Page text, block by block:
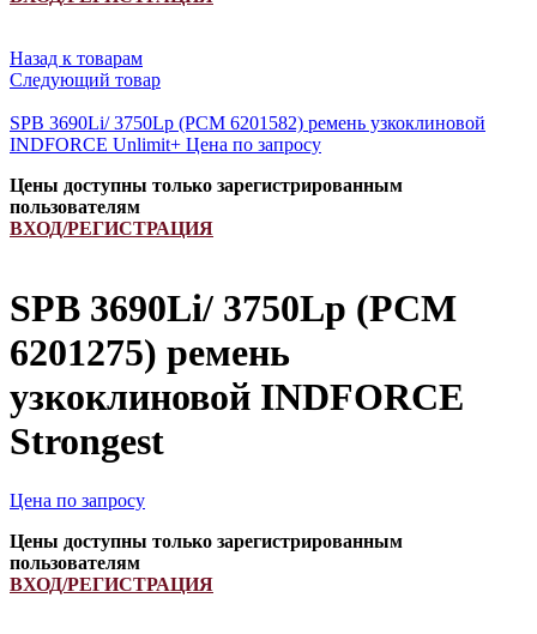
Назад к товарам
Следующий товар
SPB 3690Li/ 3750Lp (РСМ 6201582) ремень узкоклиновой
INDFORCE Unlimit+ Цена по запросу
Цены доступны только зарегистрированным
пользователям
ВХОД/РЕГИСТРАЦИЯ
SPB 3690Li/ 3750Lp (РСМ
6201275) ремень
узкоклиновой INDFORCE
Strongest
Цена по запросу
Цены доступны только зарегистрированным
пользователям
ВХОД/РЕГИСТРАЦИЯ